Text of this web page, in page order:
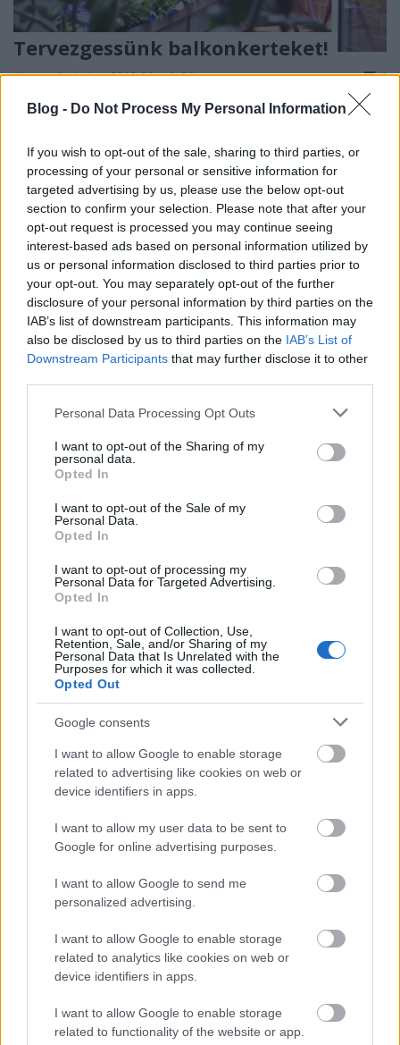
Blog - Do Not Process My Personal Information
If you wish to opt-out of the sale, sharing to third parties, or
processing of your personal or sensitive information for
targeted advertising by us, please use the below opt-out
section to confirm your selection. Please note that after your
opt-out request is processed you may continue seeing
interest-based ads based on personal information utilized by
us or personal information disclosed to third parties prior to
your opt-out. You may separately opt-out of the further
disclosure of your personal information by third parties on the
IAB’s list of downstream participants. This information may
also be disclosed by us to third parties on the IAB’s List of
Downstream Participants that may further disclose it to other
Please note that this website/app uses one or more Google
not limited to your visit or usage behaviour. You may click to
grant or deny consent to Google and its third-party tags to
use your data for below specified purposes in below Google
consent section.
Personal Data Processing Opt Outs
I want to opt-out of the Sharing of my
personal data.
Opted In
I want to opt-out of the Sale of my
Personal Data.
Opted In
I want to opt-out of processing my
Personal Data for Targeted Advertising.
Opted In
I want to opt-out of Collection, Use,
Retention, Sale, and/or Sharing of my
Personal Data that Is Unrelated with the
Purposes for which it was collected.
Opted Out
Google consents
I want to allow Google to enable storage
related to advertising like cookies on web or
device identifiers in apps.
I want to allow my user data to be sent to
Google for online advertising purposes.
I want to allow Google to send me
personalized advertising.
I want to allow Google to enable storage
related to analytics like cookies on web or
device identifiers in apps.
I want to allow Google to enable storage
related to functionality of the website or app.
Tervezgessünk balkonkerteket!
Megyeri Szabolcs•2016. február 26. 1
A tavaszra való készülődés most már kifejezetten
forró téma, hiszen csak pár nap van hátra a télből,
biztos rengetegen bizsergő tenyérrel várják a
kertészkedési szezon elindulását. A konkrét
műveletek elkezdéséhez még kicsit korán van (bár a
palántázásba már bele lehet fogni például) a
tervezés…
Kiskerti bevezető: ültessünk
pasztinákot!
Megyeri Szabolcs•2015. március 18.
kellemes kikeleti langyos szellők kényeztetnek
gazdái elkezdjék benépesíteni a veteményeskertet. A
tavaszi hetekben minden héten többször fogok
Konyhakerti nap az Első Kis-Pesti
Kertben
Megyeri Szabolcs•
Jelen beszámolómat egy érdekes és színes napról,
illetve eseményről két irányból fogom megközelíteni,
hogy aztán a rövid bevezető után a szálakat
összefonva az Első Kis-Pesti Kertben találjuk
magunkat, ráadásul bőséges képanyagot is talál az
Közösségi kertek újratöltve!
az is, hogy a tavalyi, tavalyelőtti felfutás után, vagy
csak az újdonság varázsának megszűnésével a
fokozott közérdeklődés alábbhagyott. Ma viszont
egy hírlevelet kaptam, mely szerint a közösségi
kertek alapításában…
Bab az ég felé
2014. április 28.